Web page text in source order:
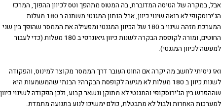
אבל, במקרה של הטיסה המדוברת, בה המטוס מתהפך וטס לכיוון ההפוך, המרכז
הג'ירוסקופי לא רואה שינוי כיוון, אבל הנתון המגנטי משתנה ב 180 מעלות.
המערכת מזהה שינוי ב 180 של הכיוון המגנטי ומפעילה את הממסר שהופך בין שני
החוטים, ומורה לקופסת הבקרה לשנות כיוון גיאוגרפי ב 180 מעלות (כדי לעבור
למעשה לכיוון המגנטי).
ואז ניסיתי לחשב מה יקרה אם החוט העובר דרך הממסר מקוצר למינוס, והפקודה
לשנות כיוון ב 180 מעלות לא מגיעה לקופסת הבקרה? הבנתי שהמשמעות היא
שההפרש בין הג'ירוסקופי והמגנטי לא מתוקן ונשאר קבוע, ולכן הפקודה לשינוי כיוון
למערכות האחרות ולבול לא מתבטלת, כולם ימשיכו לנוע בתנועה מתמדת.